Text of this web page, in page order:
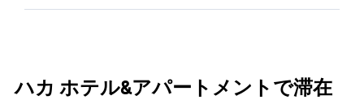
ハカ ホテル&アパートメントで滞在